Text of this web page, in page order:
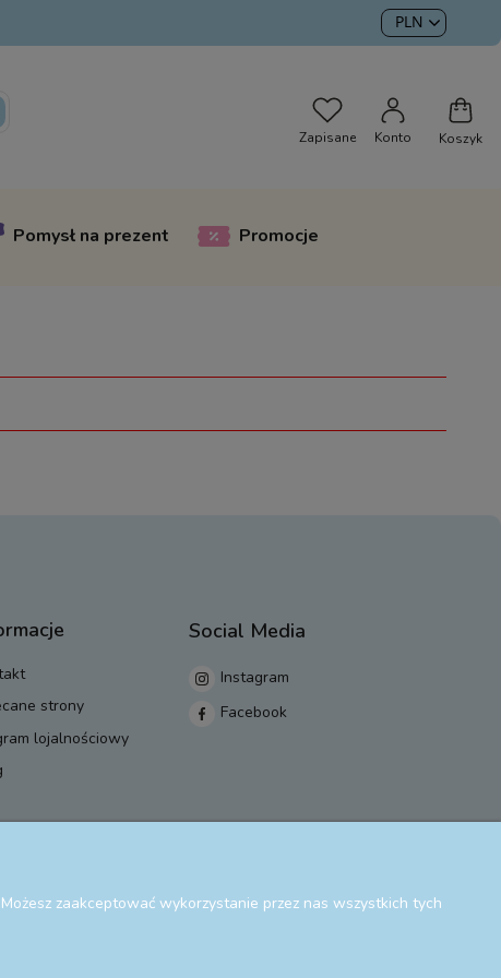
Pomysł na prezent Promocje
strony
lojalnościowy
Social Media
Instagram
Facebook
zaakceptować wykorzystanie przez nas wszystkich tych